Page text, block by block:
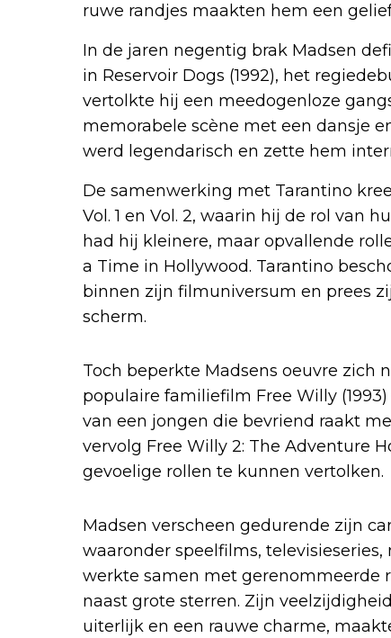
ruwe randjes maakten hem een
In de jaren negentig brak Madsen
in Reservoir Dogs (1992), het
vertolkte hij een meedogenloze
memorabele scène met een dansje
werd legendarisch en zette hem
De samenwerking met Tarantino
Vol. 1 en Vol. 2, waarin hij de rol van
had hij kleinere, maar opvallende
a Time in Hollywood. Tarantino
binnen zijn filmuniversum en prees
scherm.
Toch beperkte Madsens oeuvre zich
populaire familiefilm Free Willy
van een jongen die bevriend raakt
vervolg Free Willy 2: The Adventure
gevoelige rollen te kunnen vertolken.
Madsen verscheen gedurende zijn
waaronder speelfilms, televisieseries,
werkte samen met gerenommeerde
naast grote sterren. Zijn
uiterlijk en een rauwe charme,